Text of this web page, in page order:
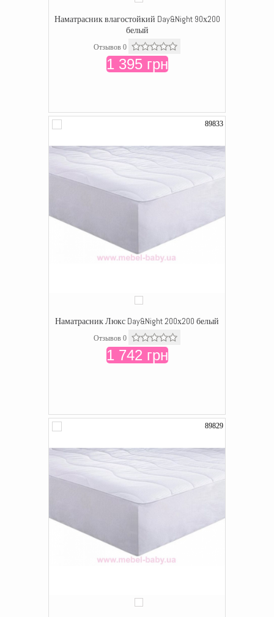
Наматрасник влагостойкий Day&Night 90х200
белый
Отзывов 0
1 395 грн
89833
Наматрасник Люкс Day&Night 200х200 белый
Отзывов 0
1 742 грн
89829